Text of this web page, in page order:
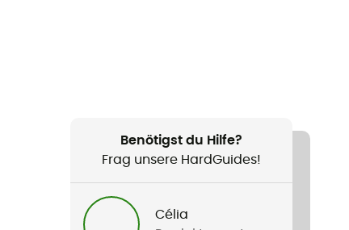
Benötigst du Hilfe?
Frag unsere HardGuides!
Célia